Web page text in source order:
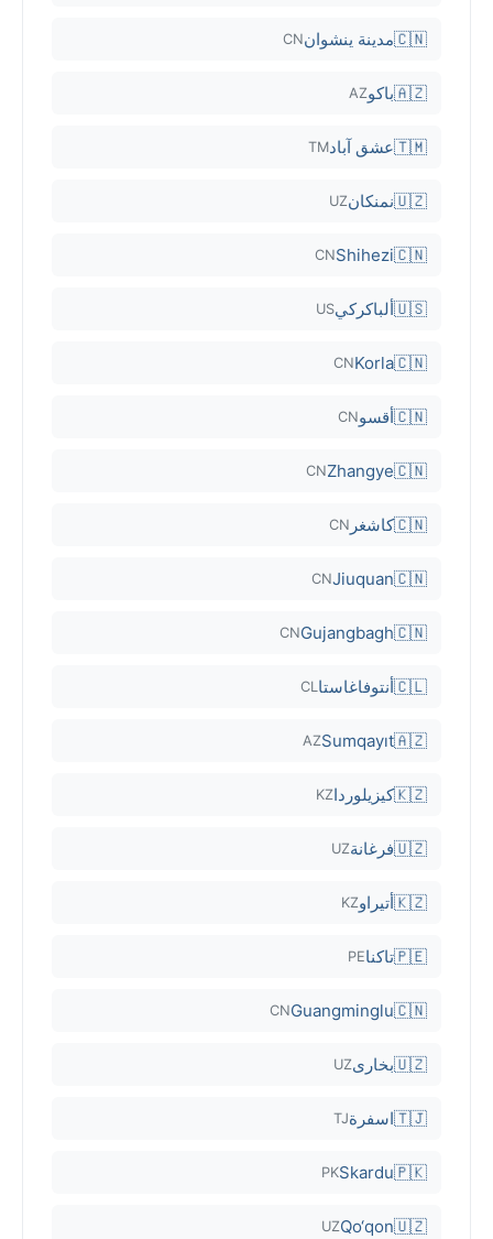
🇨🇳مدينة ينشوانCN
🇦🇿باكوAZ
🇹🇲عشق آبادTM
🇺🇿نمنكانUZ
🇨🇳
Shihezi
CN
🇺🇸ألباكركيUS
🇨🇳
Korla
CN
🇨🇳أقسوCN
🇨🇳
Zhangye
CN
🇨🇳كاشغر CN
🇨🇳
Jiuquan
CN
🇨🇳
Gujangbagh
CN
🇨🇱أنتوفاغاستاCL
🇦🇿
Sumqayıt
AZ
🇰🇿كيزيلورداKZ
🇺🇿فرغانةUZ
🇰🇿أتيراوKZ
🇵🇪تاكناPE
🇨🇳
Guangminglu
CN
🇺🇿بخارىUZ
🇹🇯اسفرةTJ
🇵🇰
Skardu
PK
🇺🇿
Qo‘qon
UZ